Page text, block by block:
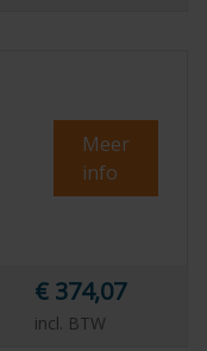
Meer
info
€ 374,07
incl. BTW